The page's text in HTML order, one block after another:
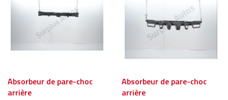
Absorbeur de pare-choc
arrière
Absorbeur de pare-choc
arrière